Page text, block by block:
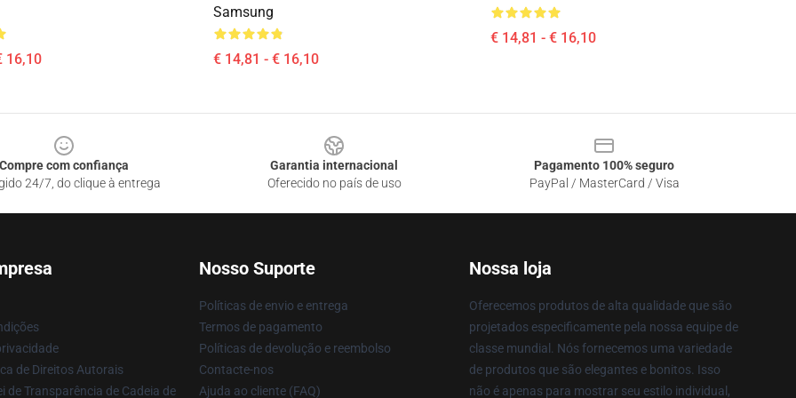
16,10
Samsung
€ 14,81 - € 16,10
€ 14,81 - € 16,10
Compre com confiança
24/7, do clique à entrega
Garantia internacional
Oferecido no país de uso
Pagamento 100% seguro
PayPal / MasterCard / Visa
de Direitos Autorais
de Transparência de Cadeia de
Nosso Suporte
Políticas de envio e entrega
Termos de pagamento
Políticas de devolução e reembolso
Contacte-nos
Ajuda ao cliente (FAQ)
Nossa loja
Oferecemos produtos de alta qualidade que são
projetados especificamente pela nossa equipe de
classe mundial. Nós fornecemos uma variedade
de produtos que são elegantes e bonitos. Isso
não é apenas para mostrar seu estilo individual,